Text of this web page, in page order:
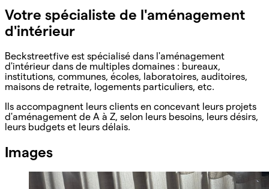
Votre spécialiste de l'aménagement
d'intérieur
Beckstreetfive est spécialisé dans l'aménagement
d'intérieur dans de multiples domaines : bureaux,
institutions, communes, écoles, laboratoires, auditoires,
maisons de retraite, logements particuliers, etc.
Ils accompagnent leurs clients en concevant leurs projets
d'aménagement de A à Z, selon leurs besoins, leurs désirs,
leurs budgets et leurs délais.
Images